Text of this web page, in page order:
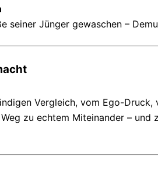
seiner Jünger gewaschen –
Vergleich, vom Ego-Druck,
zu echtem Miteinander – und